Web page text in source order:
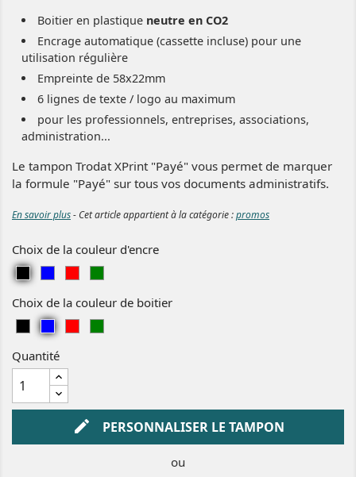
Boitier en plastique neutre en CO2
Encrage automatique (cassette incluse) pour une
utilisation régulière
Empreinte de 58x22mm
6 lignes de texte / logo au maximum
pour les professionnels, entreprises, associations,
administration...
Le tampon Trodat XPrint "Payé" vous permet de marquer
la formule "Payé" sur tous vos documents administratifs.
En savoir plus- Cet article appartient à la catégorie :promos
Choix de la couleur d'encre
Choix de la couleur de boitier
Quantité
edit PERSONNALISER LE TAMPON
ou